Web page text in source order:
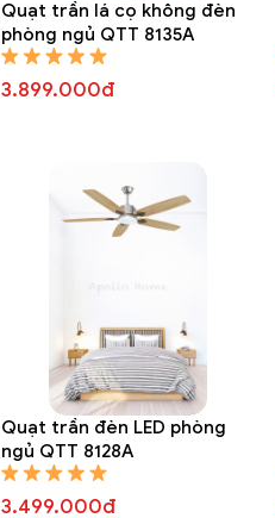
Quạt trần lá cọ không đèn
phòng ngủ QTT 8135A
3.899.000đ
Quạt trần đèn LED phòng
ngủ QTT 8128A
3.499.000đ